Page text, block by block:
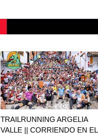
TRAILRUNNING ARGELIA
VALLE || CORRIENDO EN EL